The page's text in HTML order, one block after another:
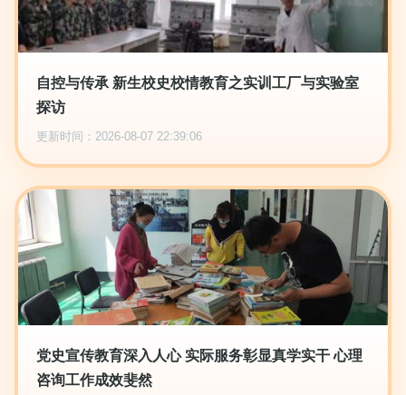
自控与传承 新生校史校情教育之实训工厂与实验室
探访
更新时间：2026-08-07 22:39:06
党史宣传教育深入人心 实际服务彰显真学实干 心理
咨询工作成效斐然